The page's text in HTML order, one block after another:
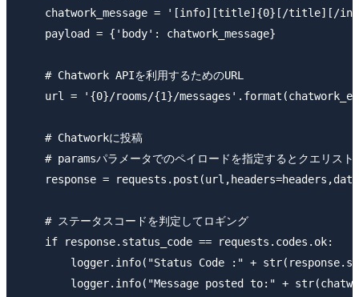
chatwork_message = '[info][title]{0}[/title][/
    payload = {'body': chatwork_message}
    # Chatwork APIを利用するためのURL
url = '{0}/rooms/{1}/
    # Chatworkに投稿
# paramsパラメータでのペイロードを指定するとクエリス
response =
    # ステータスコードを判定してロギング
    if response.status_code == requests.codes.ok:
logger.info("Status Code :" +
logger.info("Message posted to:" +